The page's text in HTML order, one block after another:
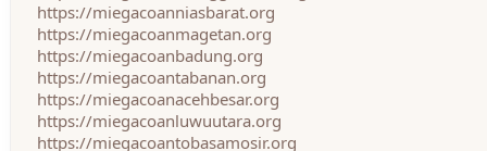
https://miegacoanniasbarat.org
https://miegacoanmagetan.org
https://miegacoanbadung.org
https://miegacoantabanan.org
https://miegacoanacehbesar.org
https://miegacoanluwuutara.org
https://miegacoantobasamosir.org